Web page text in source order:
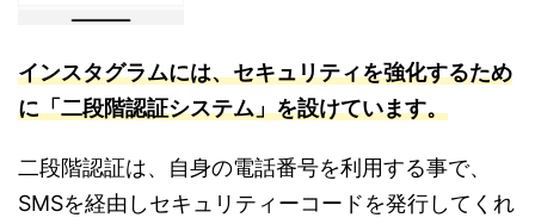
インスタグラムには、セキュリティを強化するため
に「二段階認証システム」を設けています。
二段階認証は、自身の電話番号を利用する事で、
SMSを経由しセキュリティーコードを発行してくれ